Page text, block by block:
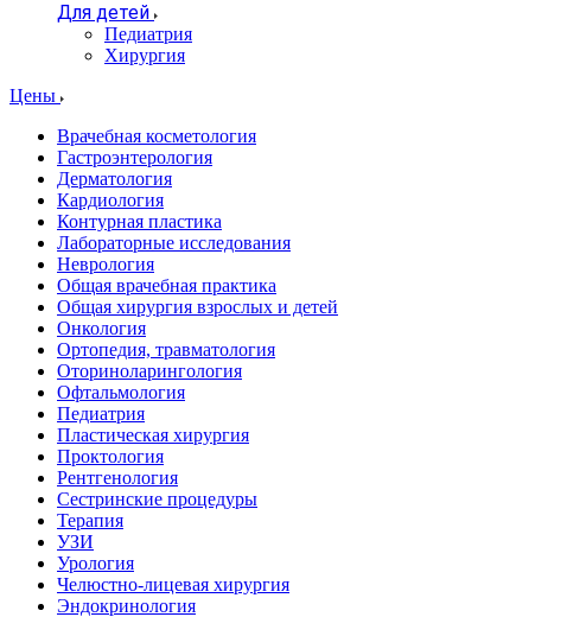
Для детей
Педиатрия
Хирургия
Цены
Врачебная косметология
Гастроэнтерология
Дерматология
Кардиология
Контурная пластика
Лабораторные исследования
Неврология
Общая врачебная практика
Общая хирургия взрослых и детей
Онкология
Ортопедия, травматология
Оториноларингология
Офтальмология
Педиатрия
Пластическая хирургия
Проктология
Рентгенология
Сестринские процедуры
Терапия
УЗИ
Урология
Челюстно-лицевая хирургия
Эндокринология